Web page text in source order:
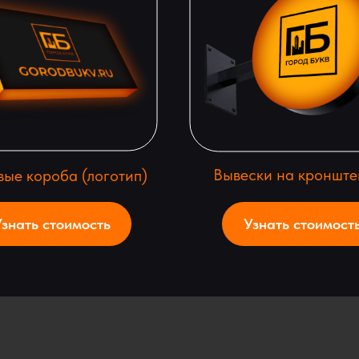
короба (логотип) Вывески на
Узнать
стоимость